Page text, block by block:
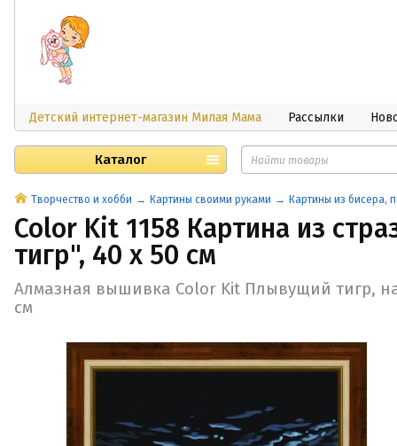
Детский интернет-магазин Милая Мама Рассылки
Каталог
Творчество и хобби Картины своими руками Картины из бисера,
Color Kit 1158 Картина из
тигр", 40 х 50 см
Алмазная вышивка Color Kit Плывущий тигр,
см